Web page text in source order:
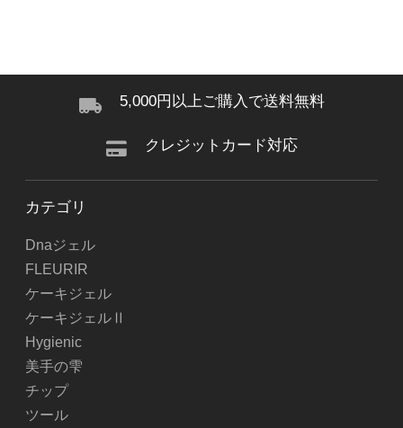
5,000円以上ご購入で送料無料
クレジットカード対応
カテゴリ
Dnaジェル
FLEURIR
ケーキジェル
ケーキジェルⅡ
Hygienic
美手の雫
チップ
ツール